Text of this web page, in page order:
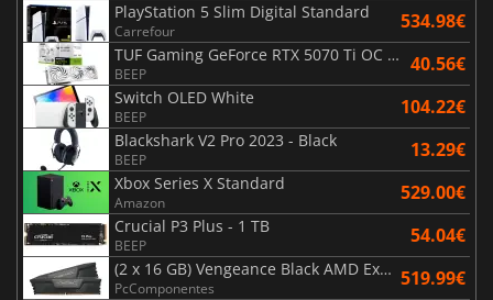
PlayStation 5 Slim Digital Standard
Carrefour 534.98€
TUF Gaming GeForce RTX 5070 Ti OC White Edition 16GB
BEEP 40.56€
Switch OLED White
BEEP 104.22€
Blackshark V2 Pro 2023 - Black
BEEP 13.29€
Xbox Series X Standard
Amazon 529.00€
Crucial P3 Plus - 1 TB
BEEP 54.04€
(2 x 16 GB) Vengeance Black AMD Expo 6000 MHz - CAS 30
PcComponentes 519.99€